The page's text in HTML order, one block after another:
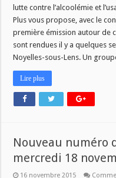
lutte contre l’alcoolémie et
Plus vous propose, avec le
première émission autour de
sont rendues il y a quelques
Noyelles-sous-Lens. Un
Lire plus
Nouveau numéro
mercredi 18
16 novembre 2015